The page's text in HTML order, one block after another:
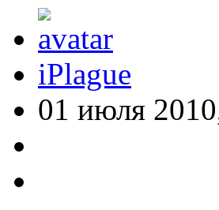
iPlague
01 июля